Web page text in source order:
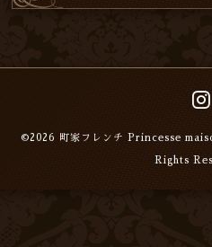
©2026 町家フレンチ Princesse
Rights